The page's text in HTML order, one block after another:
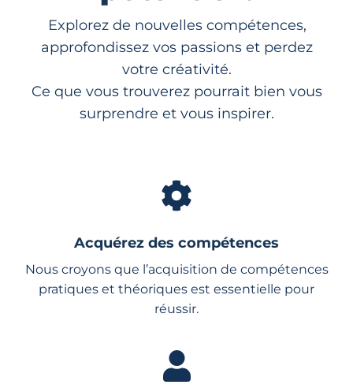
Explorez de nouvelles compétences,
approfondissez vos passions et perdez
votre créativité.
Ce que vous trouverez pourrait bien vous
surprendre et vous inspirer.
Acquérez des compétences
Nous croyons que l’acquisition de compétences
pratiques et théoriques est essentielle pour
réussir.